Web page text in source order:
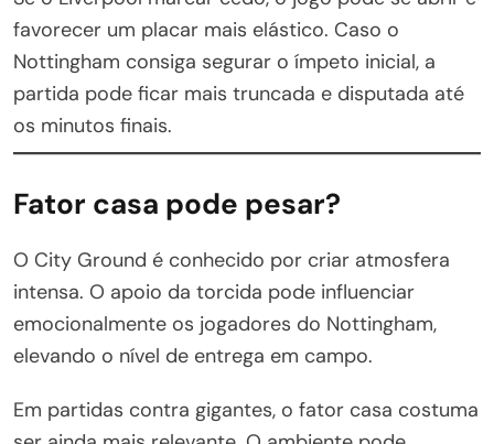
favorecer um placar mais elástico. Caso o
Nottingham consiga segurar o ímpeto inicial, a
partida pode ficar mais truncada e disputada até
os minutos finais.
Fator casa pode pesar?
O City Ground é conhecido por criar atmosfera
intensa. O apoio da torcida pode influenciar
emocionalmente os jogadores do Nottingham,
elevando o nível de entrega em campo.
Em partidas contra gigantes, o fator casa costuma